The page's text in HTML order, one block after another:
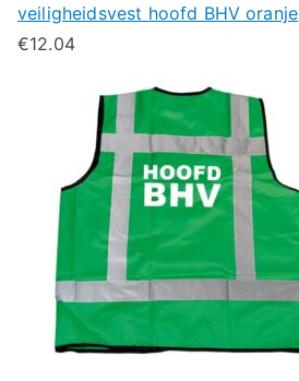
veiligheidsvest hoofd BHV oranje
€12.04